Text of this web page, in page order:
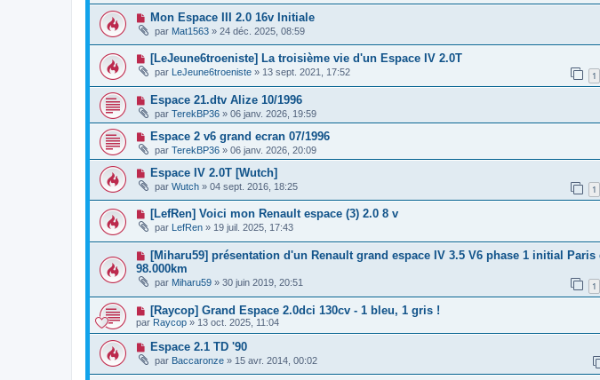
Mon Espace III 2.0 16v Initiale
par Mat1563 » 24 déc. 2025, 08:59
[LeJeune6troeniste] La troisième vie d'un Espace IV 2.0T
par LeJeune6troeniste » 13 sept. 2021, 17:52 1
Espace 21.dtv Alize 10/1996
par TerekBP36 » 06 janv. 2026, 19:59
Espace 2 v6 grand ecran 07/1996
par TerekBP36 » 06 janv. 2026, 20:09
Espace IV 2.0T [Wutch]
par Wutch » 04 sept. 2016, 18:25 1
[LefRen] Voici mon Renault espace (3) 2.0 8 v
par LefRen » 19 juil. 2025, 17:43
[Miharu59] présentation d'un Renault grand espace IV 3.5 V6 phase 1 initial Paris
98.000km
par Miharu59 » 30 juin 2019, 20:51 1
[Raycop] Grand Espace 2.0dci 130cv - 1 bleu, 1 gris !
par Raycop » 13 oct. 2025, 11:04
Espace 2.1 TD '90
par Baccaronze » 15 avr. 2014, 00:02